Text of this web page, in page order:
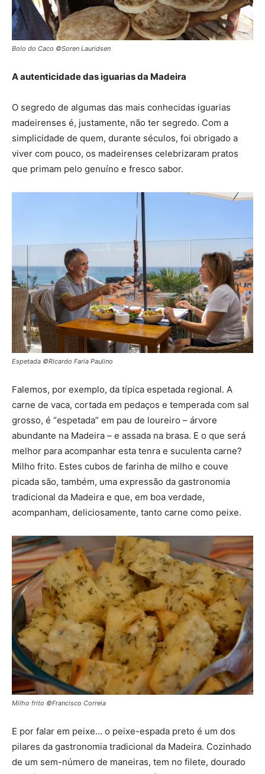
Bolo do Caco ©Soren Lauridsen
A autenticidade das iguarias da Madeira
O segredo de algumas das mais conhecidas iguarias
madeirenses é, justamente, não ter segredo. Com a
simplicidade de quem, durante séculos, foi obrigado a
viver com pouco, os madeirenses celebrizaram pratos
que primam pelo genuíno e fresco sabor.
Espetada ©Ricardo Faria Paulino
Falemos, por exemplo, da típica espetada regional. A
carne de vaca, cortada em pedaços e temperada com sal
grosso, é “espetada” em pau de loureiro – árvore
abundante na Madeira – e assada na brasa. E o que será
melhor para acompanhar esta tenra e suculenta carne?
Milho frito. Estes cubos de farinha de milho e couve
picada são, também, uma expressão da gastronomia
tradicional da Madeira e que, em boa verdade,
acompanham, deliciosamente, tanto carne como peixe.
Milho frito ©Francisco Correia
E por falar em peixe… o peixe-espada preto é um dos
pilares da gastronomia tradicional da Madeira. Cozinhado
de um sem-número de maneiras, tem no filete, dourado